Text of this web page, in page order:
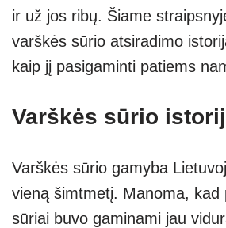
ir už jos ribų. Šiame
varškės sūrio atsiradimo
kaip jį pasigaminti patiems
Varškės sūrio
Varškės sūrio gamyba
vieną šimtmetį. Manoma, kad
sūriai buvo gaminami jau